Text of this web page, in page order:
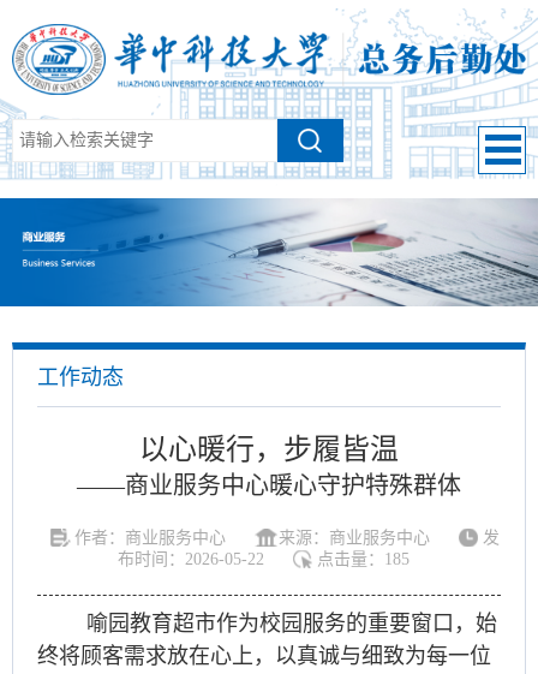
工作动态
以心暖行，步履皆温
——商业服务中心暖心守护特殊群体
作者：商业服务中心 来源：商业服务中心
发
布时间：2026-05-22
点击量： 185
喻园教育超市作为校园服务的重要窗口，始
终将顾客需求放在心上，以真诚与细致为每一位